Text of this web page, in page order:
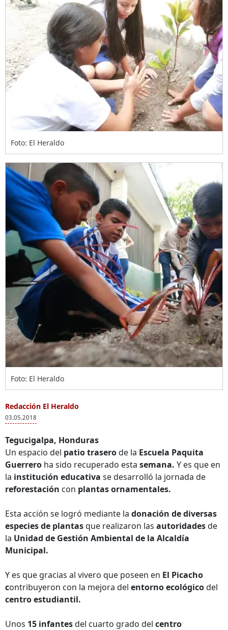
Foto: El Heraldo
Foto: El Heraldo
Redacción El Heraldo
03.05.2018
Tegucigalpa, Honduras
Un espacio del patio traserode la Escuela Paquita
Guerrero ha sido recuperado esta semana. Y es que en
la institución educativa se desarrolló la jornada de
reforestación con plantas ornamentales.
Esta acción se logró mediante la donación de diversas
especies de plantasque realizaron las autoridadesde
la Unidad de Gestión Ambiental de la Alcaldía
Municipal.
Y es que gracias al vivero que poseen en El Picacho
contribuyeron con la mejora del entorno ecológicodel
centro estudiantil.
Unos 15 infantesdel cuarto grado del centro